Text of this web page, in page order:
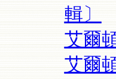
輯〕
艾爾
艾爾